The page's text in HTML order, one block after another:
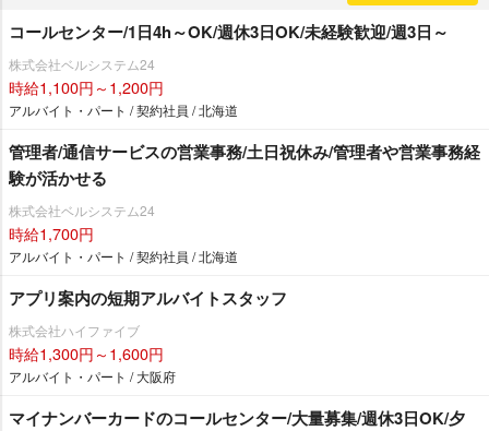
コールセンター/1日4h～OK/週休3日OK/未経験歓迎/週3日～
株式会社ベルシステム24
時給1,100円～1,200円
アルバイト・パート / 契約社員 / 北海道
管理者/通信サービスの営業事務/土日祝休み/管理者や営業事務経
験が活かせる
株式会社ベルシステム24
時給1,700円
アルバイト・パート / 契約社員 / 北海道
アプリ案内の短期アルバイトスタッフ
株式会社ハイファイブ
時給1,300円～1,600円
アルバイト・パート / 大阪府
マイナンバーカードのコールセンター/大量募集/週休3日OK/夕